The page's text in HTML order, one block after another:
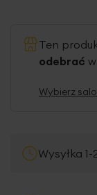
Ten
odebrać
Wybierz
Wysyłka